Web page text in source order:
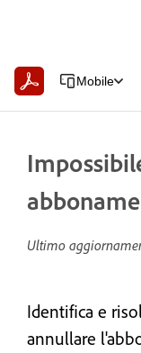
Mobile
Ultimo
Identifica e
annullare